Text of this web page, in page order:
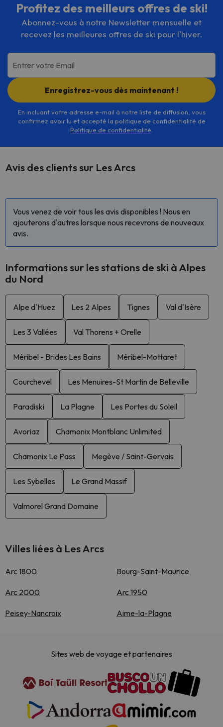
Profitez des meilleurs offres de ski!
Abonnez-vous à notre Newsletter mensuelle et
recevez les meilleures offres de ski pour l'hiver.
Entrer votre Email
Enregistrez-vous dès maintenant !
En incluant votre adresse e-mail à notre liste de diffusion, vous
confirmez avoir lu et accepté la politique de confidentialité de
Politique de confidentialité
Avis des clients sur Les Arcs
Vous venez de voir tous les avis disponibles ! Nous en
ajouterons d'autres lorsque nous recevrons de nouveaux
avis.
Informations sur les stations de ski à Alpes
du Nord
Alpe d'Huez Les 2 Alpes Tignes Val d'Isère
Les 3 Vallées Val Thorens + Orelle
Méribel - Brides Les Bains Méribel-Mottaret
Courchevel Les Menuires-St Martin de Belleville
Paradiski La Plagne Les Portes du Soleil
Avoriaz Chamonix Montblanc Unlimited
Chamonix Le Pass Megève / Saint-Gervais
Les Sybelles Le Grand Massif
Valmorel Grand Domaine
Villes liées à Les Arcs
Arc 1800 Bourg-Saint-Maurice
Arc 2000 Arc 1950
Peisey-Nancroix Aime-la-Plagne
Sites web de voyage et partenaires